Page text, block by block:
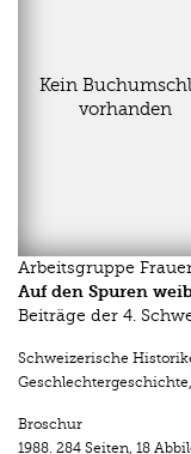
Kein
vorhanden
Arbeitsgruppe
Auf den Spuren
Beiträge der 4.
Schweizerische
Geschlechtergeschichte,
Broschur
1988. 284 Seiten, 18